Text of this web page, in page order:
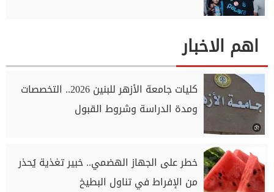
اهم الاخبار
كليات جامعة الأزهر للبنين 2026.. التخصصات
ومدة الدراسة وشروط القبول
خطر على الجهاز الهضمي.. خبير تغذية يُحذر
من الإفراط في تناول البطيخ